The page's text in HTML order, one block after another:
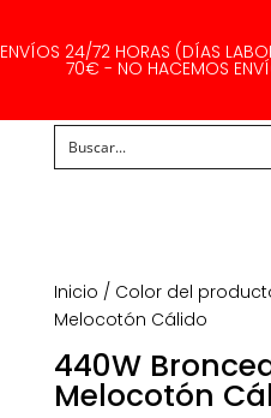
ENVÍOS 24/72 HORAS (DÍAS
70€ - NO HACEMOS
Inicio / Color del
Melocotón Cálido
440W
Melocotón